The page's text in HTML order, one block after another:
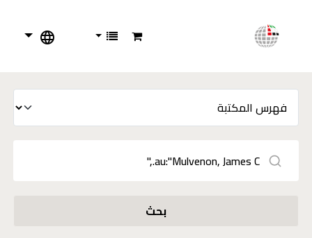
بحث